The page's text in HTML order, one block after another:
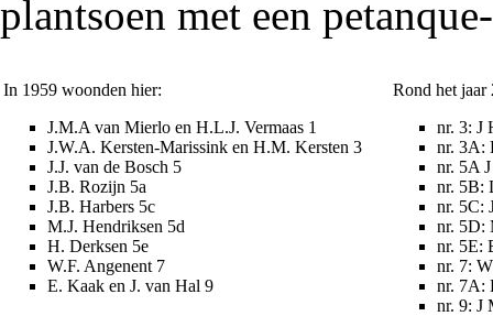
plantsoen met een
In 1959 woonden hier:
J.M.A van Mierlo en H.L.J. Vermaas 1
J.W.A. Kersten-Marissink en H.M. Kersten 3
J.J. van de Bosch 5
J.B. Rozijn 5a
J.B. Harbers 5c
M.J. Hendriksen 5d
H. Derksen 5e
W.F. Angenent 7
E. Kaak en J. van Hal 9
Rond het jaar
nr. 3: J
nr. 3A:
nr. 5A
nr. 5B:
nr. 5C:
nr. 5D:
nr. 5E:
nr. 7:
nr. 7A:
nr. 9: J